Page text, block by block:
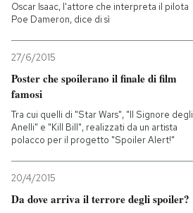
Oscar Isaac, l'attore che interpreta il pilota
Poe Dameron, dice di sì
27/6/2015
Poster che spoilerano il finale di film
famosi
Tra cui quelli di "Star Wars", "Il Signore degli
Anelli" e "Kill Bill", realizzati da un artista
polacco per il progetto "Spoiler Alert!"
20/4/2015
Da dove arriva il terrore degli spoiler?